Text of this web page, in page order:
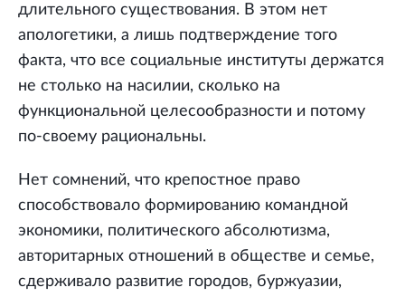
длительного существования. В этом нет
апологетики, а лишь подтверждение того
факта, что все социальные институты держатся
не столько на насилии, сколько на
функциональной целесообразности и потому
по-своему рациональны.
Нет сомнений, что крепостное право
способствовало формированию командной
экономики, политического абсолютизма,
авторитарных отношений в обществе и семье,
сдерживало развитие городов, буржуазии,